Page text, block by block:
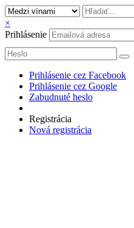
×
Prihlásenie
Prihlásenie cez Facebook
Prihlásenie cez Google
Zabudnuté heslo
Registrácia
Nová registrácia